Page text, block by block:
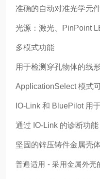
准确的自动对准光学元
光源：激光、PinPoint
多模式功能
用于检测穿孔物体的线
ApplicationSelect 模式
IO-Link 和 BluePilot 用
通过 IO-Link 的诊断功能
坚固的锌压铸件金属壳
普遍适用 - 采用金属外壳